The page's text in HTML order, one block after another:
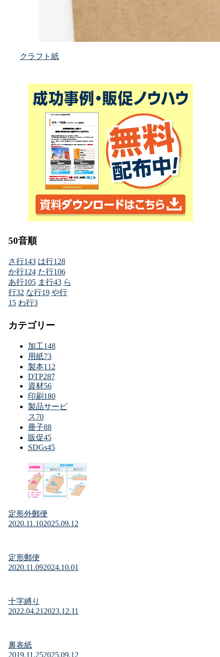
クラフト紙
50音順
さ行143 は行128
か行124 た行106
あ行105 ま行43 ら
行32 な行19 や行
15 わ行3
カテゴリー
加工148
用紙73
製本112
DTP287
資材56
印刷 180
製品サービ
ス70
冊子88
販促45
SDGs45
定形外郵便
2020.11.102025.09.12
定形郵便
2020.11.092024.10.01
十字縛り
2022.04.21 2023.12.11
裏表紙
2019.11.252025.09.12